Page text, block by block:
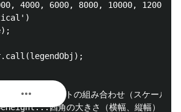
4000, 6000, 8000, 10000, 12000,
とアウトプットの組み合わせ（スケール）
四角の大きさ（横幅、縦幅）
more_horiz